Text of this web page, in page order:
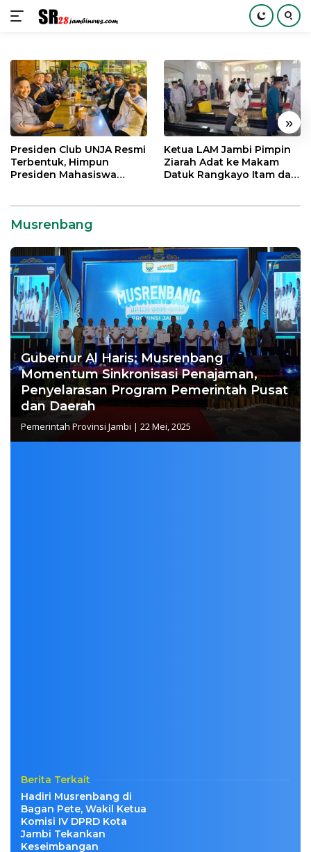
konten
« »
Presiden Club UNJA Resmi
Terbentuk, Himpun
Presiden Mahasiswa
Ketua LAM Jambi Pimpin
Ziarah Adat ke Makam
Datuk Rangkayo Itam dan
Musrenbang
Gubernur Al Haris: Musrenbang
Momentum Sinkronisasi Penajaman,
Penyelarasan Program Pemerintah Pusat
dan Daerah
Pemerintah Provinsi Jambi | 22 Mei, 2025
Berita Terkait
Hadiri Musrenbang di
Bagan Pete, Wakil Ketua
Komisi IV DPRD Kota
Jambi Tekankan
Keseimbangan